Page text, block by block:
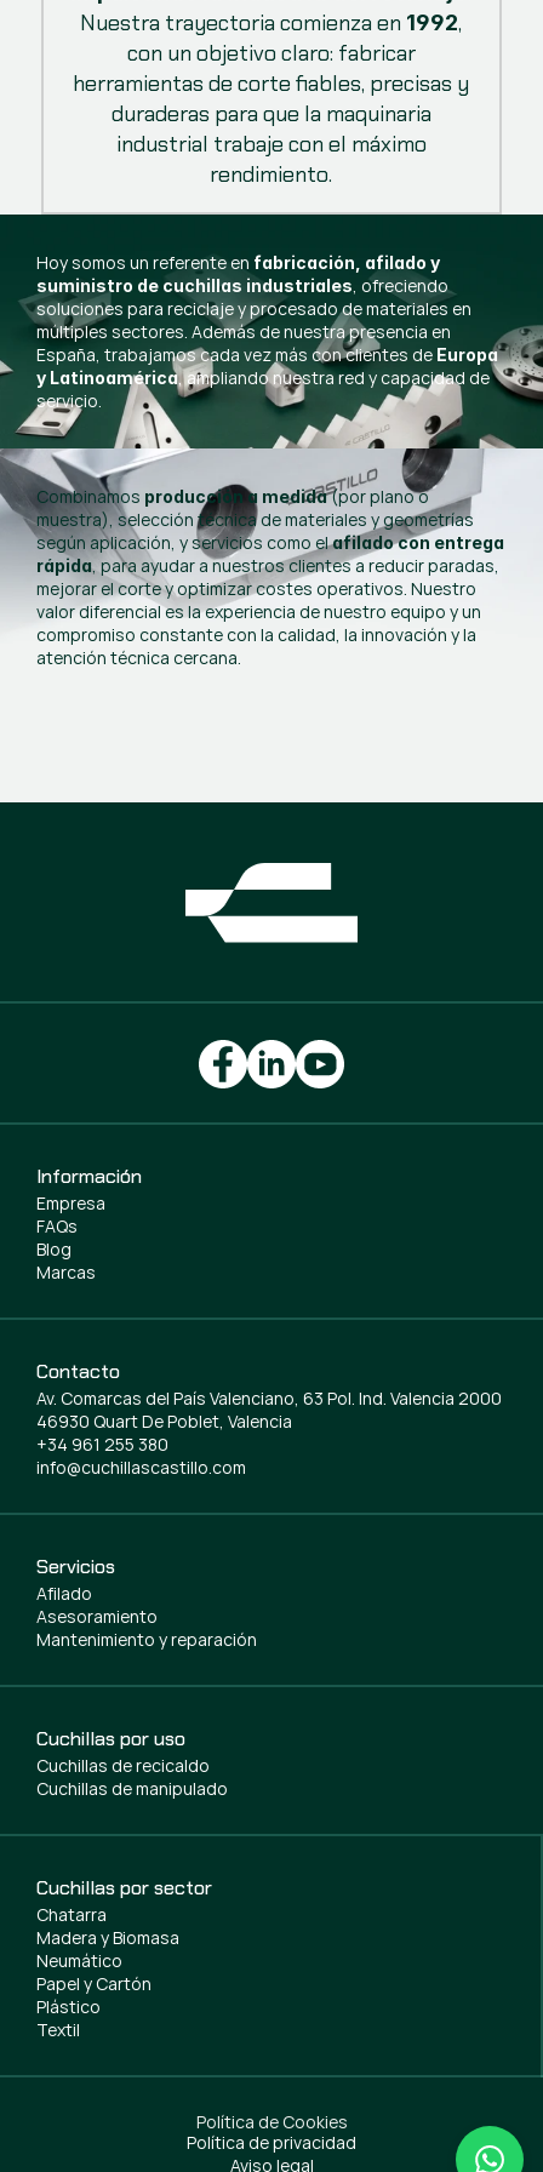
Nuestra trayectoria comienza en 1992,
con un objetivo claro: fabricar
herramientas de corte fiables, precisas y
duraderas para que la maquinaria
industrial trabaje con el máximo
rendimiento.
Hoy somos un referente en fabricación, afilado y
suministro de cuchillas industriales, ofreciendo
soluciones para reciclaje y procesado de materiales en
múltiples sectores. Además de nuestra presencia en
España, trabajamos cada vez más con clientes de Europa
y Latinoamérica, ampliando nuestra red y capacidad de
servicio.
Combinamos producción a medida(por plano o
muestra), selección técnica de materiales y geometrías
según aplicación, y servicios como elafilado con entrega
rápida, para ayudar a nuestros clientes a reducir paradas,
mejorar el corte y optimizar costes operativos. Nuestro
valor diferencial es la experiencia de nuestro equipo y un
compromiso constante con la calidad, la innovación y la
atención técnica cercana.
Servicios
Afilado
Asesoramiento
Mantenimiento y reparación
Cuchillas por uso
Cuchillas de recicaldo
Cuchillas de manipulado
Cuchillas por sector
Chatarra
Madera y Biomasa
Neumático
Papel y Cartón
Plástico
Textil
Información
Empresa
FAQs
Blog
Marcas
Contacto
Av. Comarcas del País Valenciano, 63 Pol. Ind. Valencia 2000
46930 Quart De Poblet, Valencia
+34 961 255 380
info@cuchillascastillo.com
Política de Cookies
Política de privacidad
Aviso legal